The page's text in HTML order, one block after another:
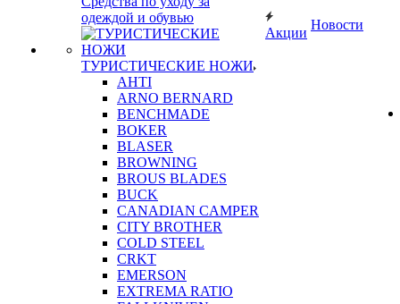
одеждой и обувью
ТУРИСТИЧЕСКИЕ НОЖИ
AHTI
ARNO BERNARD
BENCHMADE
BOKER
BLASER
BROWNING
BROUS BLADES
BUCK
CANADIAN CAMPER
CITY BROTHER
COLD STEEL
CRKT
EMERSON
EXTREMA RATIO
Акции
Новости